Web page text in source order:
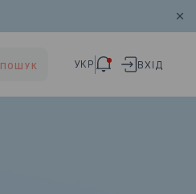
ПОШУК УКР ВХІД